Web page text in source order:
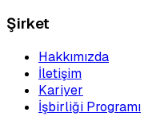
Şirket
Hakkımızda
İletişim
Kariyer
İşbirliği Programı